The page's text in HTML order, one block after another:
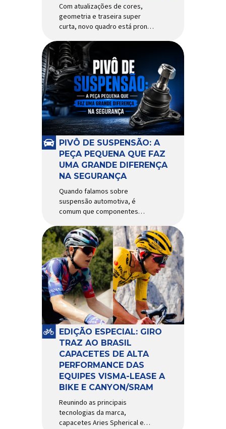
Com atualizações de cores,
geometria e traseira super
curta, novo quadro está pronto
modelos muito mais caros e
avançados Apresentado há
alguns anos, o quadro Wild
Boost se transformou em um
dos modelos aro 29” de maior
sucesso da Absolute. Indicado
para mountain bike cross-
country, trail leve e até uso […]
PIVÔ DE SUSPENSÃO: A
PEÇA PEQUENA QUE FAZ
UMA GRANDE DIFERENÇA
NA SEGURANÇA
Quando falamos sobre
suspensão automotiva, é
comum que componentes
recebam mais atenção. Porém,
existe uma peça relativamente
pequena que desempenha um
papel fundamental na
segurança e no
comportamento do veículo: o
pivô de suspensão.
Responsável por conectar
diferentes componentes do
sistema e permitir os
movimentos necessários
durante a condução, o pivô […]
EDIÇÃO ESPECIAL: GIRO
TRAZ AO BRASIL
CAPACETES DE ALTA
PERFORMANCE DAS
EQUIPES VISMA-LEASE A
BIKE E CANYON/SRAM
Reunindo as principais
tecnologias da marca,
capacetes Aries Spherical e